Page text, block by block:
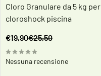
Cloro Granulare da 5 kg per
cloroshock piscina
Prezzo
€19,90Prezzo
€25,50
Nessuna recensione